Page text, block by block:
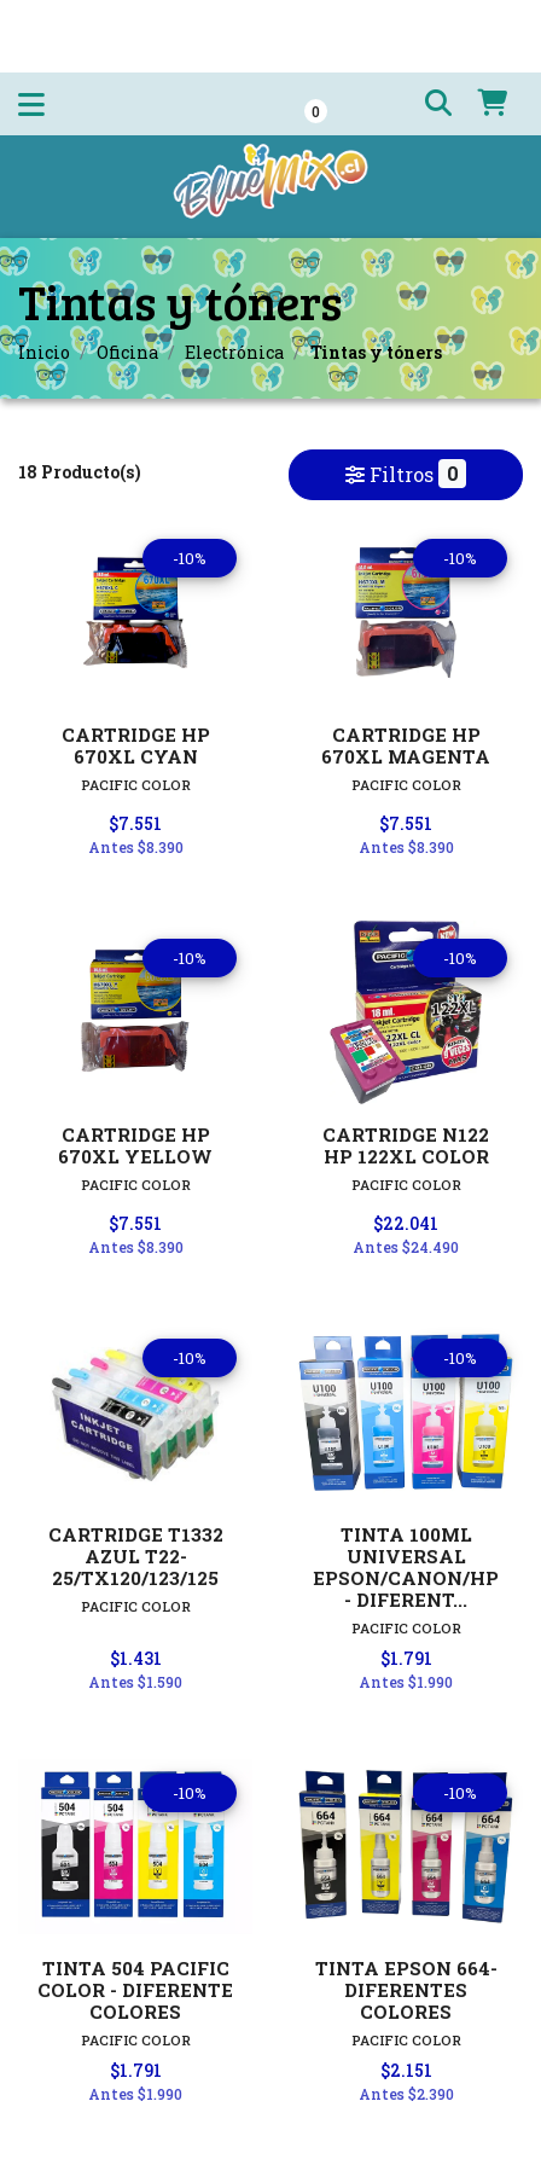
0
Tintas y tóners
Inicio Oficina Electrónica Tintas y tóners
18 Producto(s) Filtros 0
-10%
CARTRIDGE HP
670XL CYAN
PACIFIC COLOR
$7.551
Antes$8.390
-10%
CARTRIDGE HP
670XL MAGENTA
PACIFIC COLOR
$7.551
Antes$8.390
-10%
CARTRIDGE HP
670XL YELLOW
PACIFIC COLOR
$7.551
Antes$8.390
-10%
CARTRIDGE N122
HP 122XL COLOR
PACIFIC COLOR
$22.041
Antes$24.490
-10%
CARTRIDGE T1332
AZUL T22-
25/TX120/123/125
PACIFIC COLOR
$1.431
Antes$1.590
-10%
TINTA 100ML
UNIVERSAL
EPSON/CANON/HP
- DIFERENT...
PACIFIC COLOR
$1.791
Antes$1.990
-10%
TINTA 504 PACIFIC
COLOR - DIFERENTE
COLORES
PACIFIC COLOR
$1.791
Antes$1.990
-10%
TINTA EPSON 664-
DIFERENTES
COLORES
PACIFIC COLOR
$2.151
Antes$2.390